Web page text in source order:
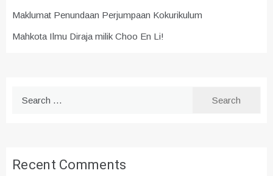
Maklumat Penundaan Perjumpaan Kokurikulum
Mahkota Ilmu Diraja milik Choo En Li!
Recent Comments